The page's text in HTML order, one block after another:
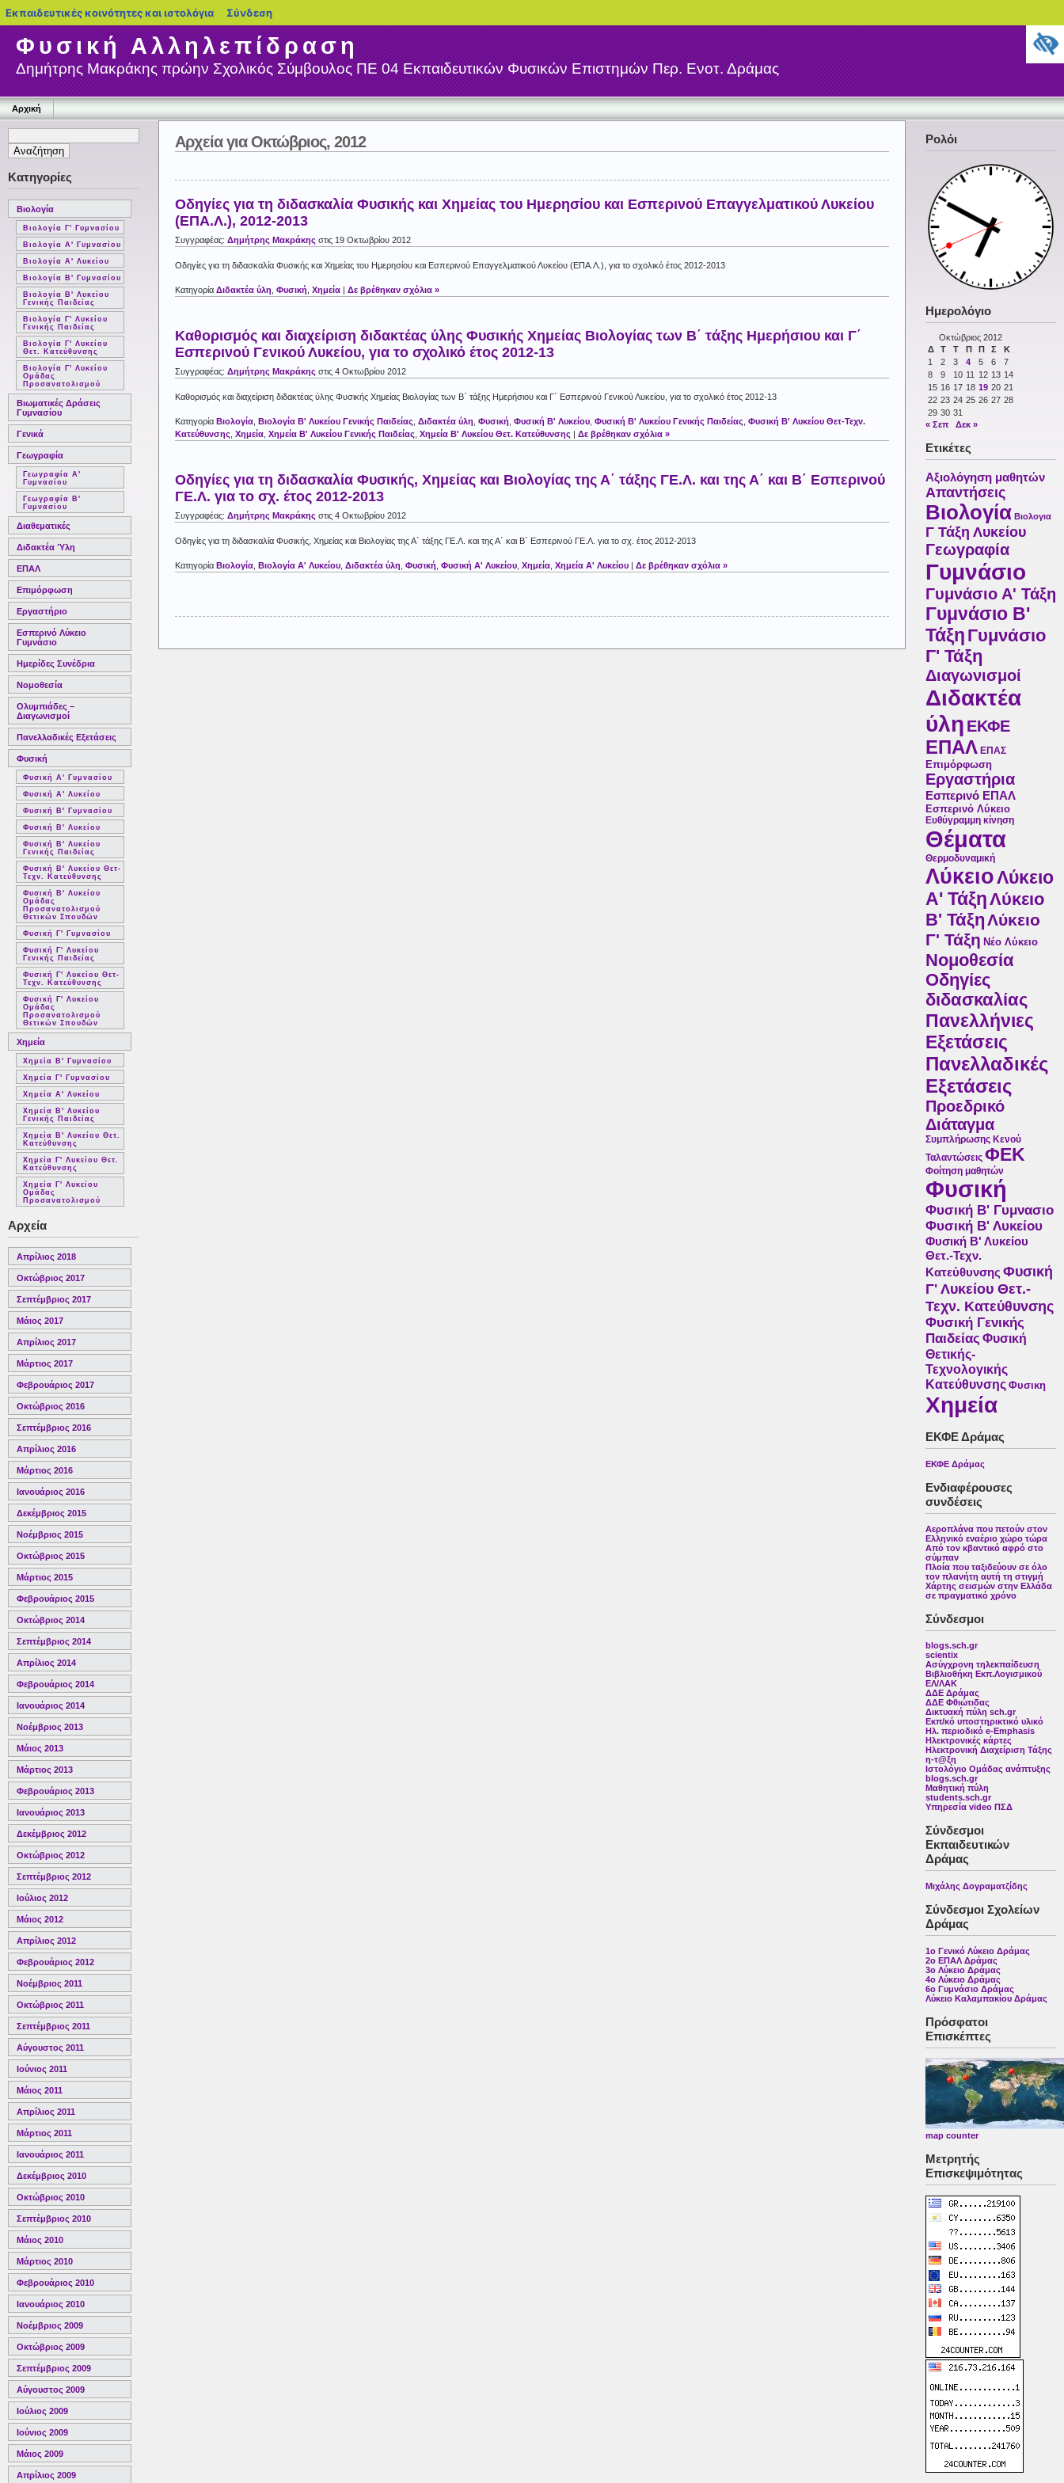
Φυσική Αλληλεπίδραση
Δημήτρης Μακράκης πρώην Σχολικός Σύμβουλος ΠΕ 04 Εκπαιδευτικών Φυσικών Επιστημών Περ. Ενοτ. Δράμας
Αρχική
Κατηγορίες
Βιολογία
Βιολογία Γ' Γυμνασίου
Βιολογία Α' Γυμνασίου
Βιολογία Α' Λυκείου
Βιολογία Β' Γυμνασίου
Βιολογία Β' Λυκείου
Γενικής Παιδείας
Βιολογία Γ' Λυκείου
Γενικής Παιδείας
Βιολογία Γ' Λυκείου
Θετ. Κατεύθυνσης
Βιολογία Γ' Λυκείου
Ομάδας
Προσανατολισμού
Βιωματικές Δράσεις
Γυμνασίου
Γενικά
Γεωγραφία
Γεωγραφία Α'
Γυμνασίου
Γεωγραφία Β'
Γυμνασίου
Διαθεματικές
Διδακτέα Ύλη
ΕΠΑΛ
Επιμόρφωση
Εργαστήριο
Εσπερινό Λύκειο
Γυμνάσιο
Ημερίδες Συνέδρια
Νομοθεσία
Ολυμπιάδες –
Διαγωνισμοί
Πανελλαδικές Εξετάσεις
Φυσική
Φυσική Α' Γυμνασίου
Φυσική Α' Λυκείου
Φυσική Β' Γυμνασίου
Φυσική Β' Λυκείου
Φυσική Β' Λυκείου
Γενικής Παιδείας
Φυσική Β' Λυκείου Θετ-
Τεχν. Κατεύθυνσης
Φυσική Β' Λυκείου
Ομάδας
Προσανατολισμού
Θετικών Σπουδών
Φυσική Γ' Γυμνασίου
Φυσική Γ' Λυκείου
Γενικής Παιδείας
Φυσική Γ' Λυκείου Θετ-
Τεχν. Κατεύθυνσης
Φυσική Γ' Λυκείου
Ομάδας
Προσανατολισμού
Θετικών Σπουδών
Χημεία
Χημεία Β' Γυμνασίου
Χημεία Γ' Γυμνασίου
Χημεία Α' Λυκείου
Χημεία Β' Λυκείου
Γενικής Παιδείας
Χημεία Β' Λυκείου Θετ.
Κατεύθυνσης
Χημεία Γ' Λυκείου Θετ.
Κατεύθυνσης
Χημεία Γ' Λυκείου
Ομάδας
Προσανατολισμού
Αρχεία
Απρίλιος 2018
Οκτώβριος 2017
Σεπτέμβριος 2017
Μάιος 2017
Απρίλιος 2017
Μάρτιος 2017
Φεβρουάριος 2017
Οκτώβριος 2016
Σεπτέμβριος 2016
Απρίλιος 2016
Μάρτιος 2016
Ιανουάριος 2016
Δεκέμβριος 2015
Νοέμβριος 2015
Οκτώβριος 2015
Μάρτιος 2015
Φεβρουάριος 2015
Οκτώβριος 2014
Σεπτέμβριος 2014
Απρίλιος 2014
Φεβρουάριος 2014
Ιανουάριος 2014
Νοέμβριος 2013
Μάιος 2013
Μάρτιος 2013
Φεβρουάριος 2013
Ιανουάριος 2013
Δεκέμβριος 2012
Οκτώβριος 2012
Σεπτέμβριος 2012
Ιούλιος 2012
Μάιος 2012
Απρίλιος 2012
Φεβρουάριος 2012
Νοέμβριος 2011
Οκτώβριος 2011
Σεπτέμβριος 2011
Αύγουστος 2011
Ιούνιος 2011
Μάιος 2011
Απρίλιος 2011
Μάρτιος 2011
Ιανουάριος 2011
Δεκέμβριος 2010
Οκτώβριος 2010
Σεπτέμβριος 2010
Μάιος 2010
Μάρτιος 2010
Φεβρουάριος 2010
Ιανουάριος 2010
Νοέμβριος 2009
Οκτώβριος 2009
Σεπτέμβριος 2009
Αύγουστος 2009
Ιούλιος 2009
Ιούνιος 2009
Μάιος 2009
Απρίλιος 2009
Ρολόι
Ημερολόγιο
Οκτώβριος 2012
Δ
Τ Τ Π Π Σ
Κ
1
2 3 4 5 6
7
8
9 10 11 12 13 14
15 16 17 18 19 20 21
22 23 24 25 26 27 28
29 30 31
« Σεπ
Δεκ »
Ετικέτες
Αξιολόγηση μαθητών
Απαντήσεις
Βιολογία Βιολογια
Γ Τάξη Λυκείου
Γεωγραφία
Γυμνάσιο
Γυμνάσιο Α' Τάξη
Γυμνάσιο Β'
Τάξη Γυμνάσιο
Γ' Τάξη
Διαγωνισμοί
Διδακτέα
ύλη ΕΚΦΕ
ΕΠΑΛ ΕΠΑΣ
Επιμόρφωση
Εργαστήρια
Εσπερινό ΕΠΑΛ
Εσπερινό Λύκειο
Ευθύγραμμη κίνηση
Θέματα
Θερμοδυναμική
ΛύκειοΛύκειο
Α' ΤάξηΛύκειο
Β' ΤάξηΛύκειο
Γ' Τάξη Νέο Λύκειο
Νομοθεσία
Οδηγίες
διδασκαλίας
Πανελλήνιες
Εξετάσεις
Πανελλαδικές
Εξετάσεις
Προεδρικό
Διάταγμα
Συμπλήρωσης Κενού
Ταλαντώσεις ΦΕΚ
Φοίτηση μαθητών
Φυσική
Φυσική Β' Γυμνασιο
Φυσική Β' Λυκείου
Φυσική Β' Λυκείου
Θετ.-Τεχν.
Κατεύθυνσης Φυσική
Γ' Λυκείου Θετ.-
Τεχν. Κατεύθυνσης
Φυσική Γενικής
Παιδείας Φυσική
Θετικής-
Τεχνολογικής
Κατεύθυνσης Φυσικη
Χημεία
ΕΚΦΕ Δράμας
ΕΚΦΕ Δράμας
Ενδιαφέρουσες
συνδέσεις
Αεροπλάνα που πετούν στον
Ελληνικό εναέριο χώρο τώρα
Από τον κβαντικό αφρό στο
σύμπαν
Πλοία που ταξιδεύουν σε όλο
τον πλανήτη αυτή τη στιγμή
Χάρτης σεισμών στην Ελλάδα
σε πραγματικό χρόνο
Σύνδεσμοι
blogs.sch.gr
scientix
Ασύγχρονη τηλεκπαίδευση
Βιβλιοθήκη Εκπ.Λογισμικού
ΕΛ/ΛΑΚ
ΔΔΕ Δράμας
ΔΔΕ Φθιώτιδας
Δικτυακή πύλη sch.gr
Εκπ/κό υποστηρικτικό υλικό
Ηλ. περιοδικό e-Emphasis
Ηλεκτρονικές κάρτες
Ηλεκτρονική Διαχείριση Τάξης
η-τ@ξη
Ιστολόγιο Ομάδας ανάπτυξης
blogs.sch.gr
Μαθητική πύλη
students.sch.gr
Υπηρεσία video ΠΣΔ
Σύνδεσμοι
Εκπαιδευτικών
Δράμας
Μιχάλης Δογραματζίδης
Σύνδεσμοι Σχολείων
Δράμας
1ο Γενικό Λύκειο Δράμας
2ο ΕΠΑΛ Δράμας
3ο Λύκειο Δράμας
4ο Λύκειο Δράμας
6ο Γυμνάσιο Δράμας
Λύκειο Καλαμπακίου Δράμας
Πρόσφατοι
Επισκέπτες
map counter
Μετρητής
Επισκεψιμότητας
Αρχεία για Οκτώβριος, 2012
Οδηγίες για τη διδασκαλία Φυσικής και Χημείας του Ημερησίου και Εσπερινού Επαγγελματικού Λυκείου
(ΕΠΑ.Λ.), 2012-2013
Συγγραφέας: Δημήτρης Μακράκης στις 19 Οκτωβρίου 2012
Οδηγίες για τη διδασκαλία Φυσικής και Χημείας του Ημερησίου και Εσπερινού Επαγγελματικού Λυκείου (ΕΠΑ.Λ.), για το σχολικό έτος 2012-2013
Κατηγορία Διδακτέα ύλη Φυσική Χημεία | Δε βρέθηκαν σχόλια »
Καθορισμός και διαχείριση διδακτέας ύλης Φυσικής Χημείας Βιολογίας των Β΄ τάξης Ημερήσιου και Γ΄
Εσπερινού Γενικού Λυκείου, για το σχολικό έτος 2012-13
Συγγραφέας: Δημήτρης Μακράκης στις 4 Οκτωβρίου 2012
Καθορισμός και διαχείριση διδακτέας ύλης Φυσικής Χημείας Βιολογίας των Β΄ τάξης Ημερήσιου και Γ΄ Εσπερινού Γενικού Λυκείου, για το σχολικό έτος 2012-13
Κατηγορία Βιολογία Βιολογία Β' Λυκείου Γενικής Παιδείας Διδακτέα ύλη Φυσική Φυσική Β' Λυκείου Φυσική Β' Λυκείου Γενικής Παιδείας Φυσική Β' Λυκείου Θετ-Τεχν.
Κατεύθυνσης Χημεία Χημεία Β' Λυκείου Γενικής Παιδείας Χημεία Β' Λυκείου Θετ. Κατεύθυνσης | Δε βρέθηκαν σχόλια »
Οδηγίες για τη διδασκαλία Φυσικής, Χημείας και Βιολογίας της Α΄ τάξης ΓΕ.Λ. και της Α΄ και Β΄ Εσπερινού
ΓΕ.Λ. για το σχ. έτος 2012-2013
Συγγραφέας: Δημήτρης Μακράκης στις 4 Οκτωβρίου 2012
Οδηγίες για τη διδασκαλία Φυσικής, Χημείας και Βιολογίας της Α΄ τάξης ΓΕ.Λ. και της Α΄ και Β΄ Εσπερινού ΓΕ.Λ. για το σχ. έτος 2012-2013
Κατηγορία Βιολογία Βιολογία Α' Λυκείου Διδακτέα ύλη Φυσική Φυσική Α' Λυκείου Χημεία Χημεία Α' Λυκείου | Δε βρέθηκαν σχόλια »
Εκπαιδευτικές κοινότητες και ιστολόγια blogs.sch.gr
Σύνδεση